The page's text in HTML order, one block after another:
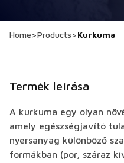
Home>Products>Kurkuma
Termék leírása
A kurkuma egy olyan
amely egészségjavító
nyersanyag különböző
formákban (por, száraz